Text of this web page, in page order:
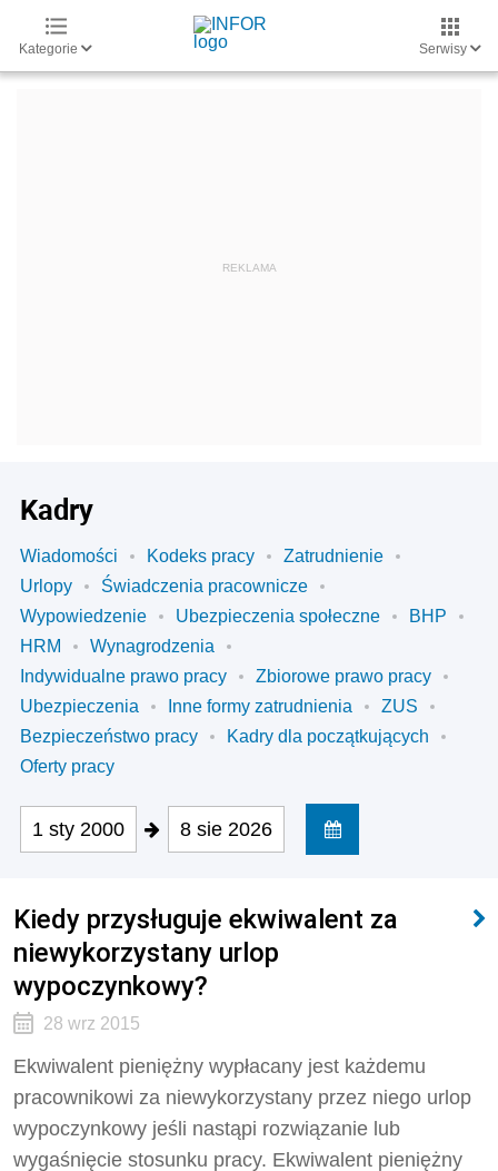
Kategorie Serwisy
Kadry
Wiadomości Kodeks pracy
Zatrudnienie
Urlopy
Świadczenia pracownicze
Wypowiedzenie
Ubezpieczenia społeczne
BHP
HRM
Wynagrodzenia
Indywidualne prawo pracy
Zbiorowe prawo pracy
Ubezpieczenia
Inne formy zatrudnienia
ZUS
Bezpieczeństwo pracy
Kadry dla początkujących
Oferty pracy
1 sty 2000 8 sie 2026
Kiedy przysługuje ekwiwalent za
niewykorzystany urlop
wypoczynkowy?
28 wrz 2015
Ekwiwalent pieniężny wypłacany jest każdemu
pracownikowi za niewykorzystany przez niego urlop
wypoczynkowy jeśli nastąpi rozwiązanie lub
wygaśnięcie stosunku pracy. Ekwiwalent pieniężny